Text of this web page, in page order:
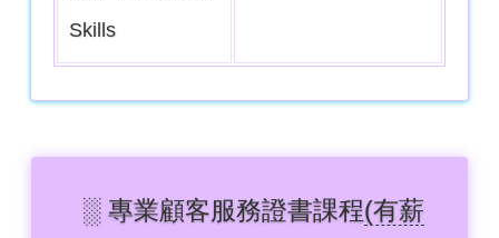
Skills
░ 專業顧客服務證書課程(有薪